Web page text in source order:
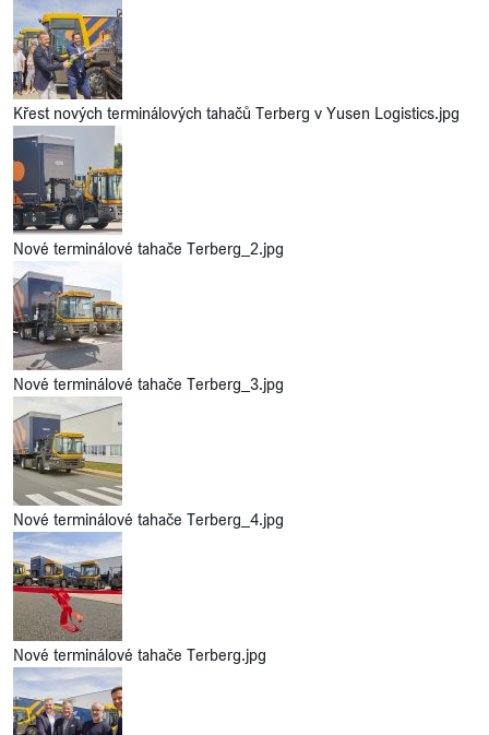
Křest nových terminálových tahačů Terberg v Yusen Logistics.jpg
Nové terminálové tahače Terberg_2.jpg
Nové terminálové tahače Terberg_3.jpg
Nové terminálové tahače Terberg_4.jpg
Nové terminálové tahače Terberg.jpg